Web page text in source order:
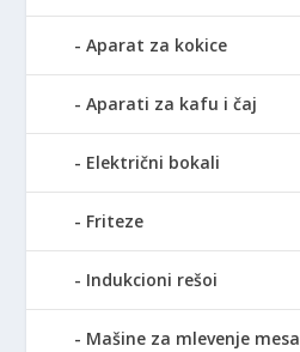
Aparat za kokice
Aparati za kafu i čaj
Električni bokali
Friteze
Indukcioni rešoi
Mašine za mlevenje mesa